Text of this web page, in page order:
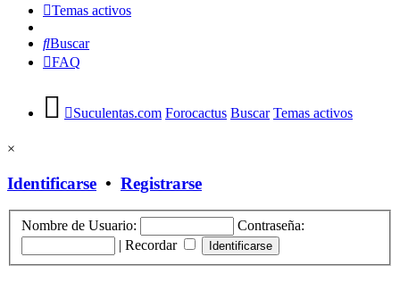
Temas activos
Buscar
FAQ
Suculentas.com Forocactus Buscar Temas activos
×
Identificarse • Registrarse
Nombre de Usuario:
Contraseña:
| Recordar